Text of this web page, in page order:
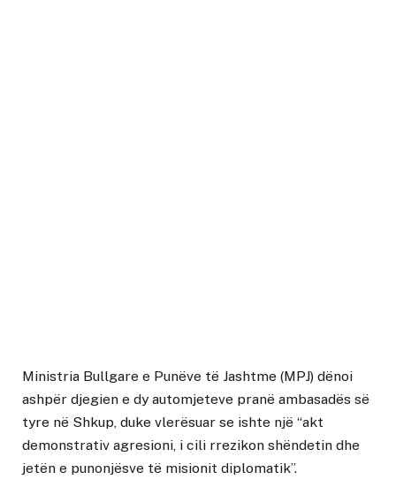
Ministria Bullgare e Punëve të Jashtme (MPJ) dënoi
ashpër djegien e dy automjeteve pranë ambasadës së
tyre në Shkup, duke vlerësuar se ishte një “akt
demonstrativ agresioni, i cili rrezikon shëndetin dhe
jetën e punonjësve të misionit diplomatik”.